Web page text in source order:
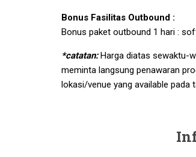
Bonus Fasilitas Outbound :
Bonus paket outbound 1 hari :
*catatan:Harga diatas sewaktu-
meminta langsung penawaran
lokasi/venue yang available pada